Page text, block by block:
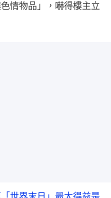
情物品」，嚇得樓主立